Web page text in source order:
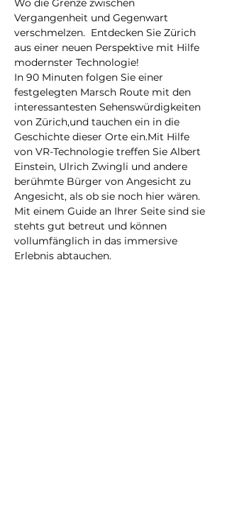
Wo die Grenze zwischen
Vergangenheit und Gegenwart
verschmelzen.  Entdecken Sie Zürich
aus einer neuen Perspektive mit Hilfe
modernster Technologie!
In 90 Minuten folgen Sie einer
festgelegten Marsch Route mit den
interessantesten Sehenswürdigkeiten
von Zürich,und tauchen ein in die
Geschichte dieser Orte ein.Mit Hilfe
von VR-Technologie treffen Sie Albert
Einstein, Ulrich Zwingli und andere
berühmte Bürger von Angesicht zu
Angesicht, als ob sie noch hier wären.
Mit einem Guide an Ihrer Seite sind sie
stehts gut betreut und können
vollumfänglich in das immersive
Erlebnis abtauchen.